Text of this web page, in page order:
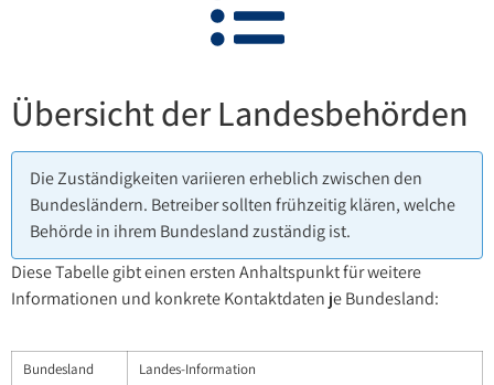
Übersicht der Landesbehörden
Die Zuständigkeiten variieren erheblich zwischen den
Bundesländern. Betreiber sollten frühzeitig klären, welche
Behörde in ihrem Bundesland zuständig ist.
Diese Tabelle gibt einen ersten Anhaltspunkt für weitere
Informationen und konkrete Kontaktdaten je Bundesland:
Bundesland
Landes-Information